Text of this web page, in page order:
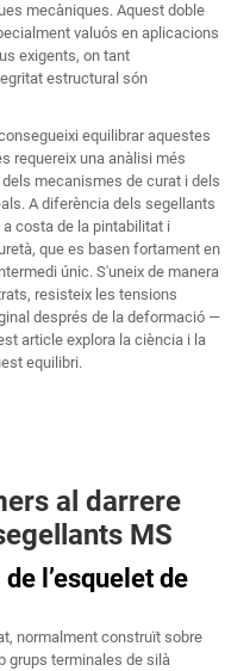
mecàniques. Aquest doble
valuós en aplicacions
exigents, on tant
estructural són
equilibrar aquestes
requereix una anàlisi més
mecanismes de curat i dels
A diferència dels segellants
costa de la pintabilitat i
que es basen fortament en
únic. S'uneix de manera
resisteix les tensions
després de la deformació —
article explora la ciència i la
equilibri.
al darrere
MS
l’esquelet de
normalment construït sobre
grups terminales de silà